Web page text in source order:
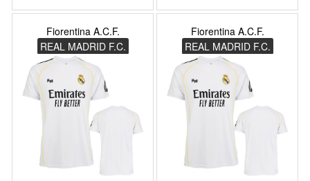
Fiorentina A.C.F.
REAL MADRID F.C.
Fiorentina A.C.F.
REAL MADRID F.C.